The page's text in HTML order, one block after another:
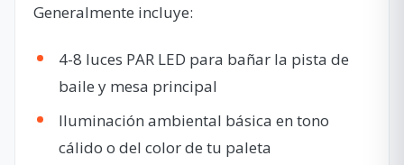
Generalmente incluye:
4-8 luces PAR LED para bañar la pista de
baile y mesa principal
Iluminación ambiental básica en tono
cálido o del color de tu paleta